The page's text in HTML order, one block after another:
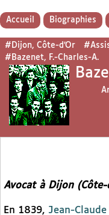
Accueil Biographies
#Dijon, Côte-d’Or
#Bazenet, F.-Charles-A.
Avocat à Dijon (Côte-
En 1839, Jean-